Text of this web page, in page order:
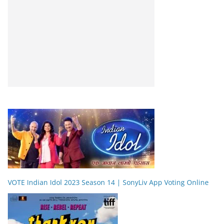
VOTE Indian Idol 2023 Season 14 | SonyLiv App Voting Online